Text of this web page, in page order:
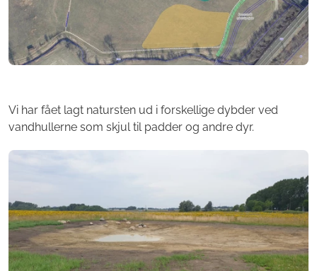
Vi har fået lagt natursten ud i forskellige dybder ved
vandhullerne som skjul til padder og andre dyr.